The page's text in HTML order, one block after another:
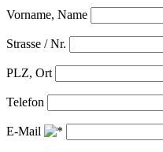
Vorname, Name
Strasse / Nr.
PLZ, Ort
Telefon
E-Mail